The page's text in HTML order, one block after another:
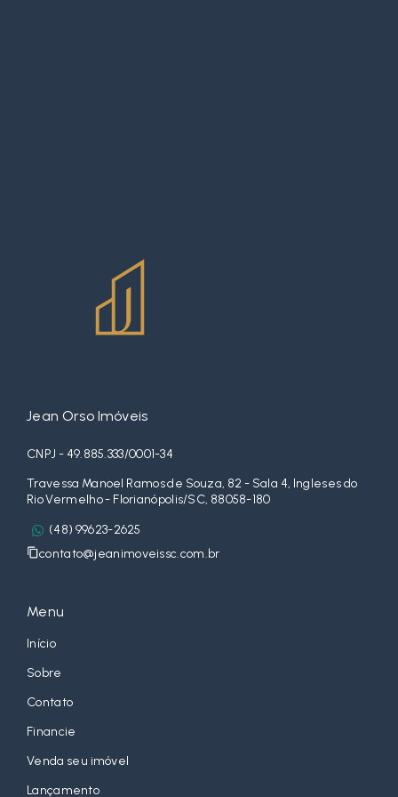
Jean Orso Imóveis
CNPJ - 49.885.333/0001-34
Travessa Manoel Ramos de Souza, 82 - Sala 4, Ingleses do
Rio Vermelho - Florianópolis/SC, 88058-180
(48) 99623-2625
contato@jeanimoveissc.com.br
Menu
Início
Sobre
Contato
Financie
Venda seu imóvel
Lançamento